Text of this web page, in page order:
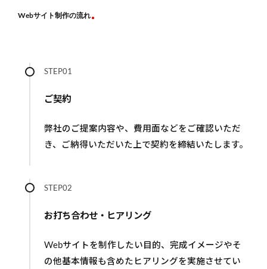
Webサイト制作の流れ
STEP01
ご契約
弊社のご提案内容や、費用面などをご確認いただ
き、ご納得いただいた上で契約を締結いたします。
STEP02
お打ち合わせ・ヒアリング
Webサイトを制作したい目的、完成イメージやそ
の他基本情報も含めたヒアリングを実施させてい